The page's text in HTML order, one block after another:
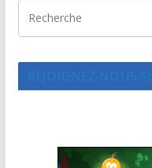
REJOIGNEZ-NOUS